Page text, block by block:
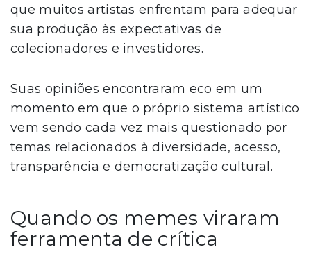
que muitos artistas enfrentam para adequar
sua produção às expectativas de
colecionadores e investidores.
Suas opiniões encontraram eco em um
momento em que o próprio sistema artístico
vem sendo cada vez mais questionado por
temas relacionados à diversidade, acesso,
transparência e democratização cultural.
Quando os memes viraram
ferramenta de crítica